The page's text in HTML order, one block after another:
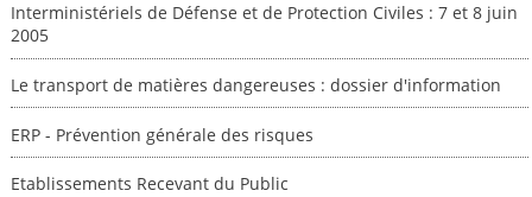
Interministériels de Défense et de Protection Civiles : 7 et 8 juin
2005
Le transport de matières dangereuses : dossier d'information
ERP - Prévention générale des risques
Etablissements Recevant du Public